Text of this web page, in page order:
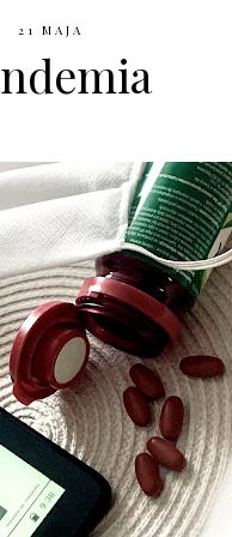
21 MAJA